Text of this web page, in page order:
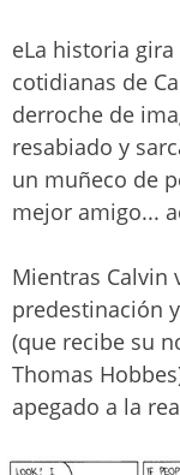
eLa historia
cotidianas de
derroche de
resabiado y
un muñeco de
mejor amigo...
Mientras Calvin
predestinación
(que recibe su
Thomas
apegado a la